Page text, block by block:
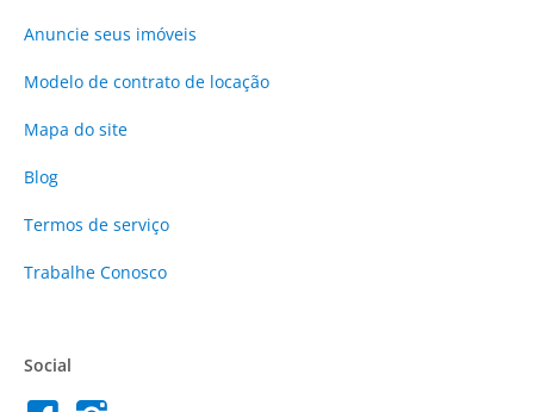
Anuncie seus imóveis
Modelo de contrato de locação
Mapa do site
Blog
Termos de serviço
Trabalhe Conosco
Social